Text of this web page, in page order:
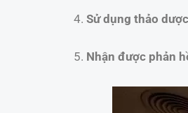
Sử dụng thảo
Nhận được phản